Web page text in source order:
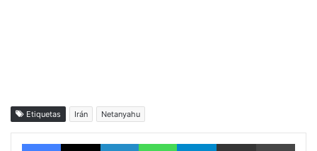
Etiquetas Irán Netanyahu
FacebookX LinkedInWhatsAppTelegramvía email